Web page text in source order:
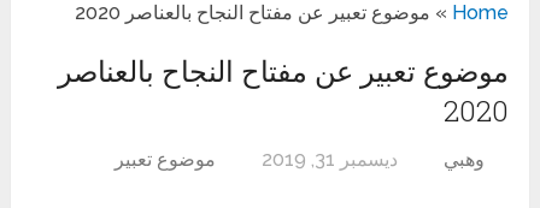
Home
» موضوع تعبير عن مفتاح النجاح بالعناصر 2020
موضوع تعبير عن مفتاح النجاح بالعناصر
2020
وهبي ديسمبر 31, 2019 موضوع تعبير